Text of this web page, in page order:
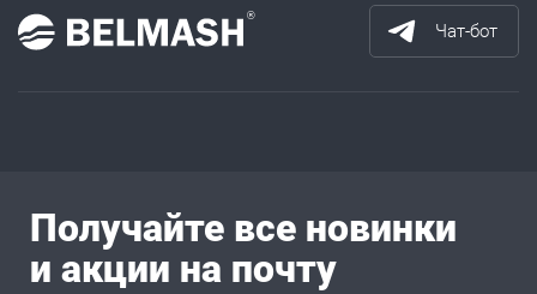
Чат-бот
Получайте все новинки
и акции на почту